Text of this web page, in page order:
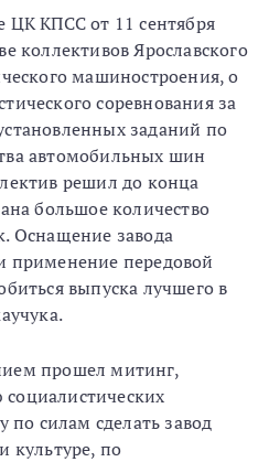
ЦК КПСС от 11 сентября
коллективов Ярославского
машиностроения, о
соревнования за
заданий по
автомобильных шин
решил до конца
большое количество
Оснащение завода
применение передовой
выпуска лучшего в
прошел митинг,
по силам сделать завод
культуре, по